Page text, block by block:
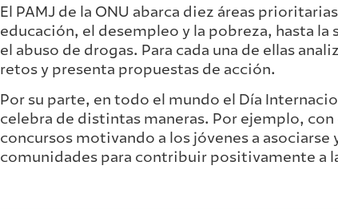
El PAMJ de la ONU abarca diez áreas
educación, el desempleo y la pobreza, hasta
el abuso de drogas. Para cada una de ellas
retos y presenta propuestas de acción.
Por su parte, en todo el mundo el Día
celebra de distintas maneras. Por ejemplo,
concursos motivando a los jóvenes a asociarse
comunidades para contribuir positivamente a